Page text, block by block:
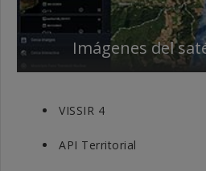
Imágenes del
VISSIR 4
API Territorial